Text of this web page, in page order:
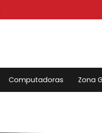
Computadoras Zona